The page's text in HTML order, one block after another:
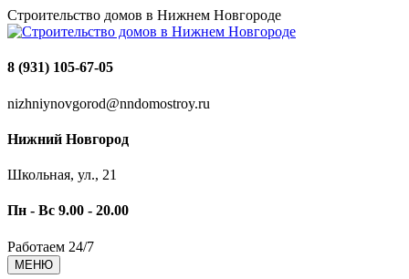
Строительство домов в Нижнем Новгороде
8 (931) 105-67-05
nizhniynovgorod@nndomostroy.ru
Нижний Новгород
Школьная, ул., 21
Пн - Вс 9.00 - 20.00
Работаем 24/7
МЕНЮ